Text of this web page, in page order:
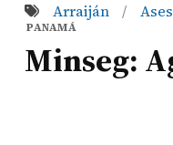
Arraiján /
PANAMÁ
Minseg: